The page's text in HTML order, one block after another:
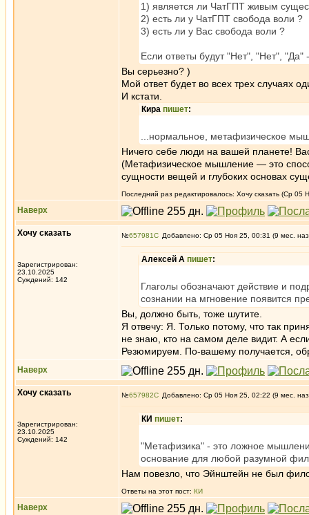
1) является ли ЧатГПТ живым
2) есть ли у ЧатГПТ свобода воли ?
3) есть ли у Вас свобода воли ?
Если ответы будут "Нет", "Нет", "Да"
Вы серьезно? )
Мой ответ будет во всех трех случаях
И кстати.
Кира пишет:
...нормальное, метафизическое
Ничего себе люди на вашей планете!
(Метафизическое мышление — это
сущности вещей и глубоких основах
Последний раз редактировалось: Хочу сказать (Ср 05
Наверх
Хочу сказать
Зарегистрирован:
23.10.2025
Суждений: 142
№657981 Добавлено: Ср 05 Ноя 25, 00:31 (9 мес.
Алексей А пишет:
Глаголы обозначают действие и
сознании на мгновение появится
Вы, должно быть, тоже шутите.
Я отвечу: Я. Только потому, что так
не знаю, кто на самом деле видит. А
Резюмируем. По-вашему получается,
Наверх
Хочу сказать
Зарегистрирован:
23.10.2025
Суждений: 142
№657982 Добавлено: Ср 05 Ноя 25, 02:22 (9 мес.
КИ пишет:
"Метафизика" - это ложное
основание для любой разумной
Нам повезло, что Эйнштейн не был
Ответы на этот пост: КИ
Наверх